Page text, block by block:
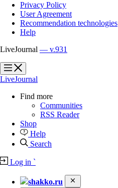
Privacy Policy
User Agreement
Recommendation technologies
Help
LiveJournal — v.931
?
?
LiveJournal
Find more
Communities
RSS Reader
Shop
Help
Search
Log in `
shakko.ru